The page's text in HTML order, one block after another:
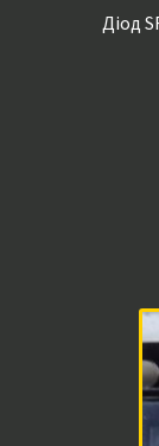
Діод